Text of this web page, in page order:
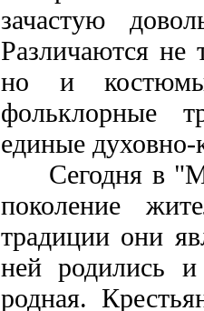
зачастую
Различаются не
но и
фольклорные
единые
Сегодня в
поколение
традиции они
ней родились
родная.